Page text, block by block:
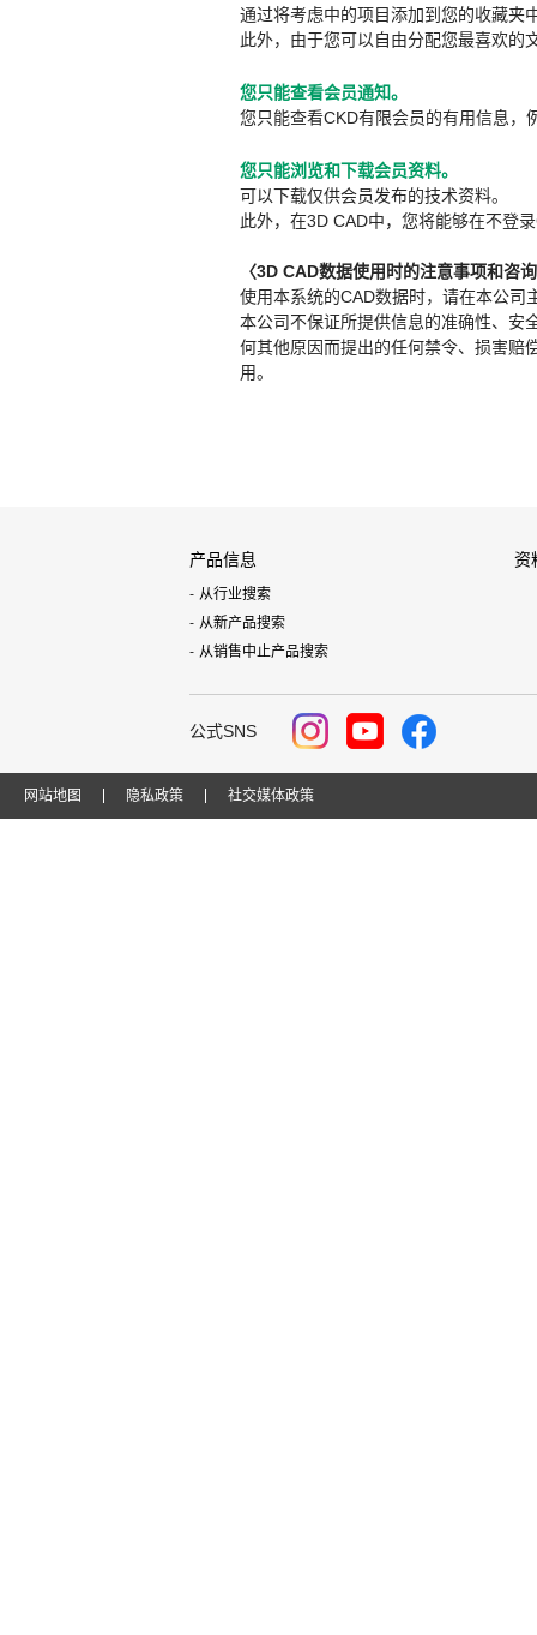
通过将考虑中的项目添加到您的收藏夹
此外，由于您可以自由分配您最喜欢的
您只能查看会员通知。
您只能查看CKD有限会员的有用信息，
您只能浏览和下载会员资料。
可以下载仅供会员发布的技术资料。
此外，在3D CAD中，您将能够在不登
〈3D CAD数据使用时的注意事项和咨
使用本系统的CAD数据时，请在本公司
本公司不保证所提供信息的准确性、安
何其他原因而提出的任何禁令、损害赔
用。
产品信息
从行业搜索
从新产品搜索
从销售中止产品搜索
资
公式SNS
网站地图 隐私政策 社交媒体政策